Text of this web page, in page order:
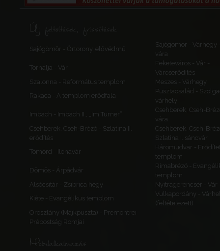
Új feltöltések, frissítések
Sajógömör - Őrtorony, elővédmű
Sajógömör - Várhegy
vára
Tornalja - Vár
Feketeváros - Vár -
Városerődítés
Szalonna - Református templom
Meszes - Várhegy
Rakaca - A templom erődfala
Pusztacsalád -
várhely
Imbach - Imbach II., „Im Turner”
Csehberek, Cseh-
vára
Csehberek, Cseh-Brézó - Szlatina II.
erődítés
Csehberek, Cseh-
Szlatina I. sáncvár
Tömörd - Ilonavár
Háromudvar -
templom
Dömös - Árpádvár
Rimabrézó -
templom
Alsócsitár - Zsibrica hegy
Nyitragerencsér - Vár
Kiéte - Evangélikus templom
Vulkapordány -
(feltételezett)
Oroszlány (Majkpuszta) - Premontrei
Prépostság Romjai
Mobilalkalmazás